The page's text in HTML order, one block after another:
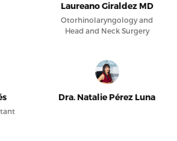
Laureano Giraldez MD
Otorhinolaryngology and
Head and Neck Surgery
Dra. Natalie Pérez Luna